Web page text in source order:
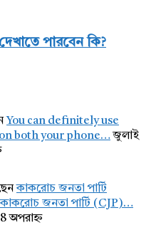
পারবেন কি?
You can definitely use
both your phone… জুলাই
কাকরোচ জনতা পার্টি
জনতা পার্টি (CJP)…
অপরাহ্ন